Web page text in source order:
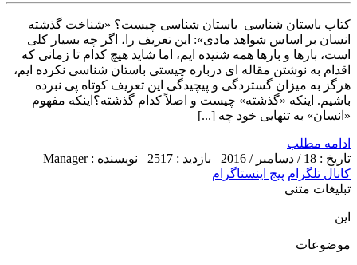
کتاب باستان شناسی باستان شناسی چیست؟ «شناخت گذشته
انسان بر اساس شواهد مادی»: این تعریف را، اگر چه بسیار کلی
است، بارها و بارها همه شنیده ایم، اما شاید هیچ کدام تا زمانی که
اقدام به نوشتن مقاله ای درباره چیستی باستان شناسی نکرده ایم،
هرگز به میزان گستردگی و پیچیدگی این تعریف کوتاه پی نبرده
باشیم. اینکه «گذشته» چیست و اصلاً کدام گذشته؟اینکه مفهوم
«انسان» به تنهایی خود چه [...]
ادامه مطلب
تاریخ : 18 / دسامبر / 2016
بازدید : 2517
نویسنده : Manager
کانال تلگرام پیج اینستاگرام
تبلیغات متنی
این
موضوعات